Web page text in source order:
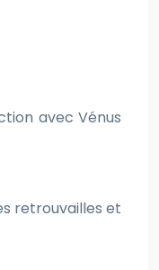
avec Vénus
retrouvailles et